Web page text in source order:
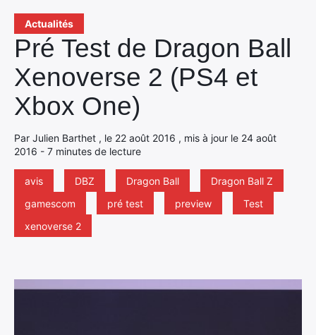
Actualités
Pré Test de Dragon Ball
Xenoverse 2 (PS4 et
Xbox One)
Par Julien Barthet , le 22 août 2016 , mis à jour le 24 août
2016 - 7 minutes de lecture
avis DBZ Dragon Ball
Dragon Ball Z
gamescom
pré test preview
Test
xenoverse 2